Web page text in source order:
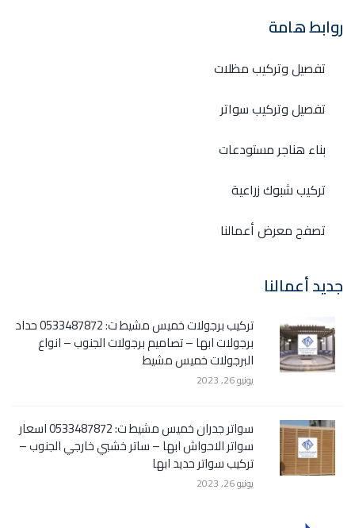
روابط هامة
تفصيل وتركيب مظلات
تفصيل وتركيب سواتر
بناء هناجر مستودعات
تركيب شبوك زراعية
تصفح معرض أعمالنا
جديد أعمالنا
تركيب برجولات خميس مشيط ت: 0533487872 حداد
برجولات ابها – تصاميم برجولات الجنوب – انواع
البرجولات خميس مشيط
يونيو 26, 2023
سواتر جدران خميس مشيط ت: 0533487872 اسعار
سواتر الاحواش ابها – ساتر خشبي خارجي الجنوب –
تركيب سواتر حديد ابها
يونيو 26, 2023